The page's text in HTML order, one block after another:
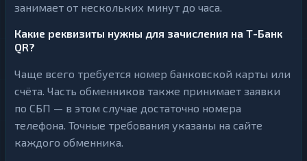
занимает от нескольких минут до часа.
Какие реквизиты нужны для зачисления на Т-Банк
QR?
Чаще всего требуется номер банковской карты или
счёта. Часть обменников также принимает заявки
по СБП — в этом случае достаточно номера
телефона. Точные требования указаны на сайте
каждого обменника.